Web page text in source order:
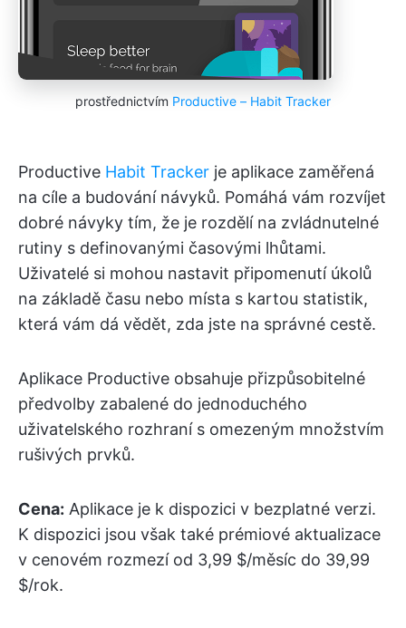
prostřednictvím Productive – Habit Tracker
Productive Habit Tracker je aplikace zaměřená
na cíle a budování návyků. Pomáhá vám rozvíjet
dobré návyky tím, že je rozdělí na zvládnutelné
rutiny s definovanými časovými lhůtami.
Uživatelé si mohou nastavit připomenutí úkolů
na základě času nebo místa s kartou statistik,
která vám dá vědět, zda jste na správné cestě.
Aplikace Productive obsahuje přizpůsobitelné
předvolby zabalené do jednoduchého
uživatelského rozhraní s omezeným množstvím
rušivých prvků.
Cena: Aplikace je k dispozici v bezplatné verzi.
K dispozici jsou však také prémiové aktualizace
v cenovém rozmezí od 3,99 $/měsíc do 39,99
$/rok.